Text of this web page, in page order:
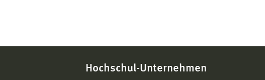
Hochschul-Unternehmen